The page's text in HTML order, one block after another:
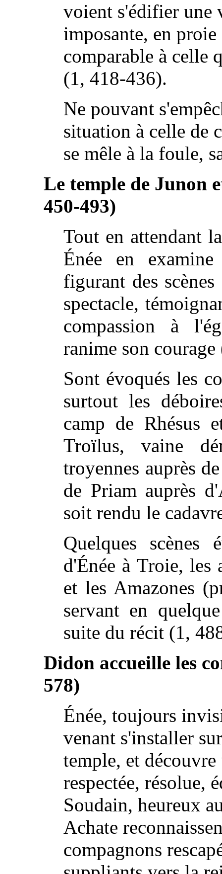
voient s'édifier une
imposante, en
comparable à celle
(1, 418-436).
Ne pouvant
situation à celle de
se mêle à la foule,
Le temple de Junon
450-493)
Tout en attendant
Énée en examine
figurant des
spectacle,
compassion à
ranime son
Sont évoqués les
surtout les
camp de Rhésus
Troïlus, vaine
troyennes auprès
de Priam auprès
soit rendu le
Quelques scènes
d'Énée à Troie, les
et les Amazones
servant en
suite du récit (1,
Didon accueille les
578)
Énée, toujours
venant s'installer
temple, et
respectée, résolue,
Soudain, heureux
Achate
compagnons